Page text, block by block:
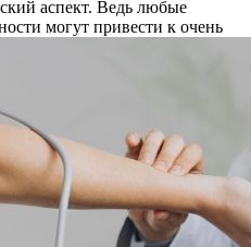
аспект. Ведь любые
могут привести к очень